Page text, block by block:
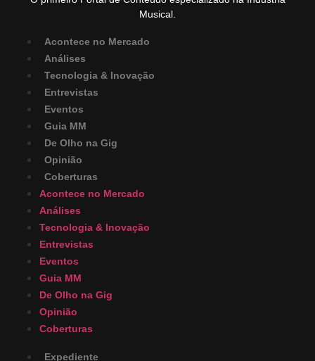
Musical.
Acontece no Mercado
Análises
Tecnologia & Inovação
Entrevistas
Eventos
Guia MM
De Olho na Gig
Opinião
Coberturas
Acontece no Mercado
Análises
Tecnologia & Inovação
Entrevistas
Eventos
Guia MM
De Olho na Gig
Opinião
Coberturas
Expediente